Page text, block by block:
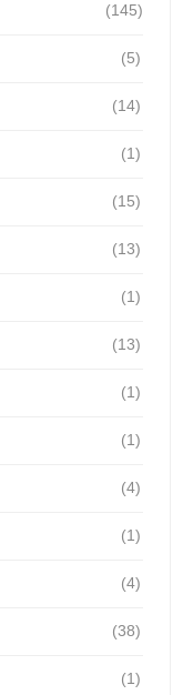
(145)
(5)
(14)
(1)
(15)
(13)
(1)
(13)
(1)
(1)
(4)
(1)
(4)
(38)
(1)